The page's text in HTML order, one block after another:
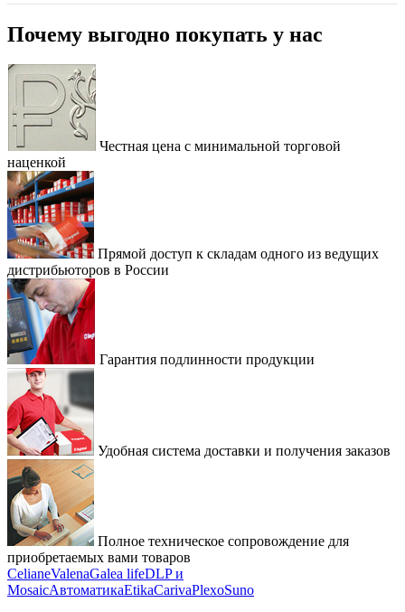
Почему выгодно покупать у нас
Честная цена с минимальной торговой
наценкой
Прямой доступ к складам одного из ведущих
дистрибьюторов в России
Гарантия подлинности продукции
Удобная система доставки и получения заказов
Полное техническое сопровождение для
приобретаемых вами товаров
CelianeValenaGalea lifeDLP и
MosaicАвтоматикаEtikaCarivaPlexoSuno